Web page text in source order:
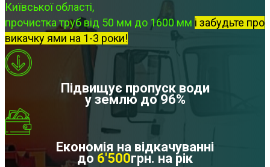
Київської області,
прочистка труб від 50 мм до 1600 мм і забудьте про
викачку ями на 1-3 роки!
Підвищує пропуск води
у землю до 96%
Економія на відкачуванні
до 6'500грн. на рік